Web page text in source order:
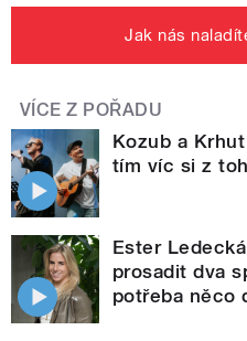
Jak nás
VÍCE Z POŘADU
Kozub a
tím víc si z
Ester
prosadit dva
potřeba něco